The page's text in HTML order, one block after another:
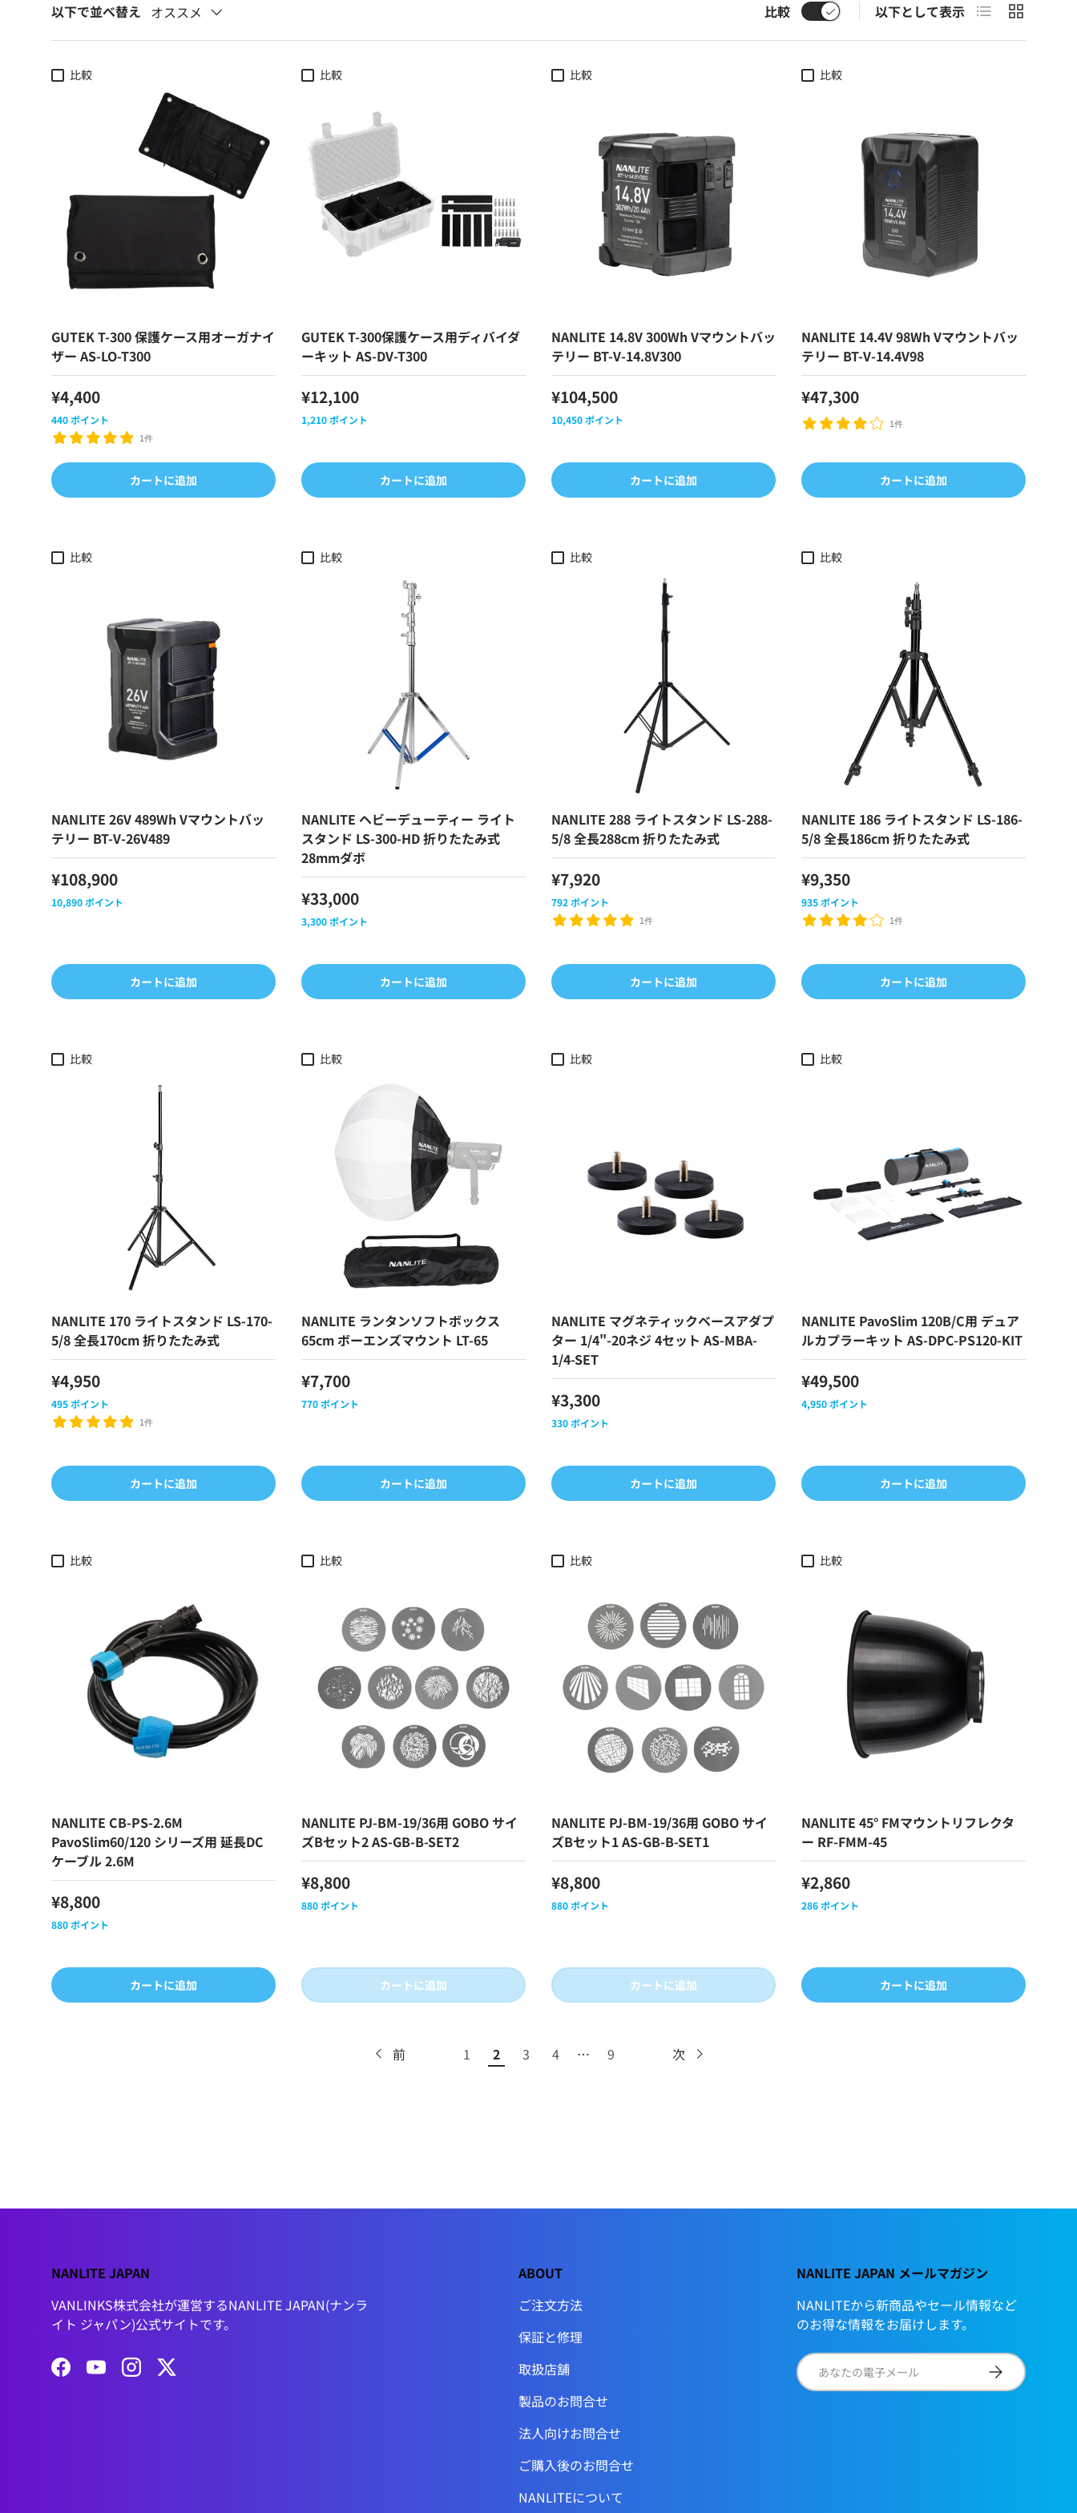
以下で並べ替え オススメ 比較 以下として表示 リストグリッド
比較
GUTEK T-300 保護ケース用オーガナイ
ザー AS-LO-T300
¥4,400
440ポイント
1件
カートに追加
比較
GUTEK T-300保護ケース用ディバイダ
ーキット AS-DV-T300
¥12,100
1,210ポイント
カートに追加
比較
NANLITE 14.8V 300Wh Vマウントバッ
テリー BT-V-14.8V300
¥104,500
10,450ポイント
カートに追加
比較
NANLITE 14.4V 98Wh Vマウントバッ
テリー BT-V-14.4V98
¥47,300
1件
カートに追加
比較
NANLITE 26V 489Wh Vマウントバッ
テリー BT-V-26V489
¥108,900
10,890ポイント
カートに追加
比較
NANLITE ヘビーデューティー ライト
スタンド LS-300-HD 折りたたみ式
28mmダボ
¥33,000
3,300ポイント
カートに追加
比較
NANLITE 288 ライトスタンド LS-288-
5/8 全長288cm 折りたたみ式
¥7,920
792ポイント
1件
カートに追加
比較
NANLITE 186 ライトスタンド LS-186-
5/8 全長186cm 折りたたみ式
¥9,350
935ポイント
1件
カートに追加
比較
NANLITE 170 ライトスタンド LS-170-
5/8 全長170cm 折りたたみ式
¥4,950
495ポイント
1件
カートに追加
比較
NANLITE ランタンソフトボックス
65cm ボーエンズマウント LT-65
¥7,700
770ポイント
カートに追加
比較
NANLITE マグネティックベースアダプ
ター 1/4"-20ネジ 4セット AS-MBA-
1/4-SET
¥3,300
330ポイント
カートに追加
比較
NANLITE PavoSlim 120B/C用 デュア
ルカプラーキット AS-DPC-PS120-KIT
¥49,500
4,950ポイント
カートに追加
比較
NANLITE CB-PS-2.6M
PavoSlim60/120 シリーズ用 延長DC
ケーブル 2.6M
¥8,800
880ポイント
カートに追加
比較
NANLITE PJ-BM-19/36用 GOBO サイ
ズBセット2 AS-GB-B-SET2
¥8,800
880ポイント
カートに追加
比較
NANLITE PJ-BM-19/36用 GOBO サイ
ズBセット1 AS-GB-B-SET1
¥8,800
880ポイント
カートに追加
比較
NANLITE 45° FMマウントリフレクタ
ー RF-FMM-45
¥2,860
286ポイント
カートに追加
前 1 2 3 4 … 9 次
NANLITE JAPAN
VANLINKS株式会社が運営するNANLITE JAPAN(ナンラ
イト ジャパン)公式サイトです。
FacebookYouTubeInstagramTwitter
ABOUT
ご注文方法
保証と修理
取扱店舗
製品のお問合せ
法人向けお問合せ
ご購入後のお問合せ
NANLITEについて
NANLITE JAPAN メールマガジン
NANLITEから新商品やセール情報など
のお得な情報をお届けします。
電子メール サブスクリプシ